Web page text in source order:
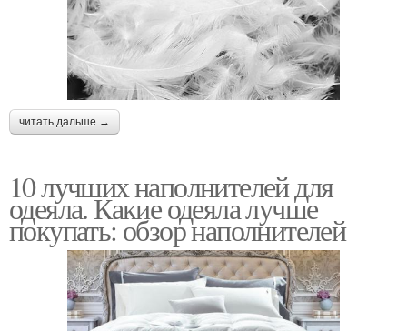
читать дальше →
10 лучших наполнителей для
одеяла. Какие одеяла лучше
покупать: обзор наполнителей